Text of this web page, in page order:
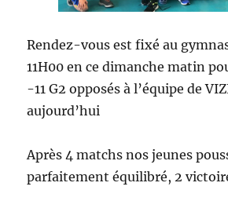
Rendez-vous est fixé au
11H00 en ce dimanche matin
-11 G2 opposés à l’équipe de
aujourd’hui
Après 4 matchs nos jeunes
parfaitement équilibré, 2